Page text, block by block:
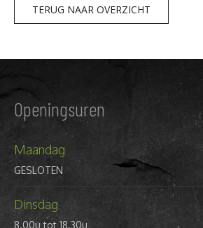
TERUG NAAR OVERZICHT
Openingsuren
Maandag
GESLOTEN
Dinsdag
8.00u tot 18.30u